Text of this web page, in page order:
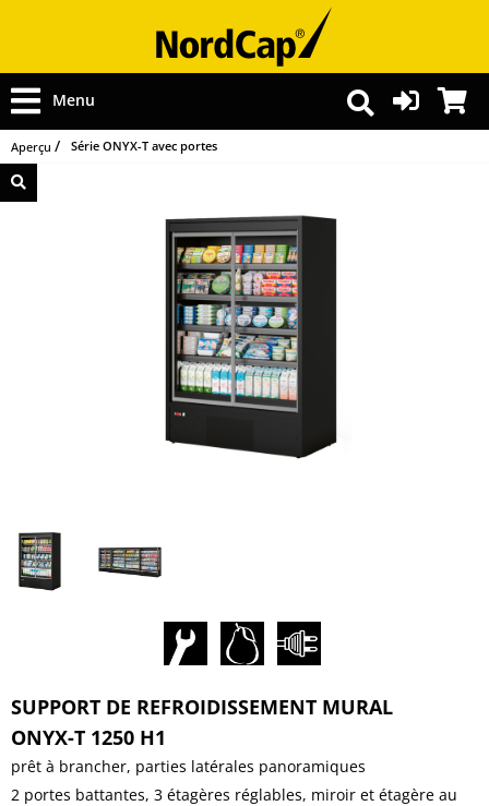
Menu
Aperçu Série ONYX-T avec portes
SUPPORT DE REFROIDISSEMENT MURAL
ONYX-T 1250 H1
prêt à brancher, parties latérales panoramiques
2 portes battantes, 3 étagères réglables, miroir et étagère au